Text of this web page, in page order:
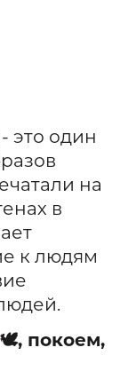
это один
на
в
к людям
🕊️, покоем,